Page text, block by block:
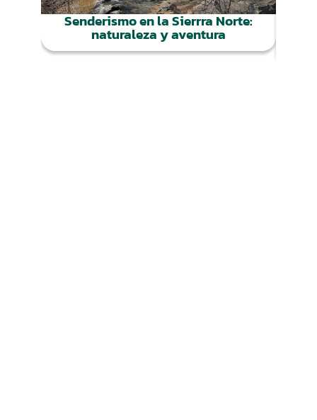
Senderismo en la Sierrra Norte:
naturaleza y aventura